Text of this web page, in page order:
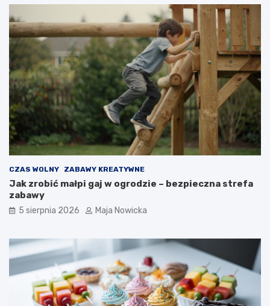
CZAS WOLNY ZABAWY KREATYWNE
Jak zrobić małpi gaj w ogrodzie – bezpieczna strefa
zabawy
5 sierpnia 2026 Maja Nowicka